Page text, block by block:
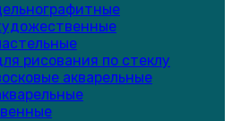
рисования по стеклу
акварельные